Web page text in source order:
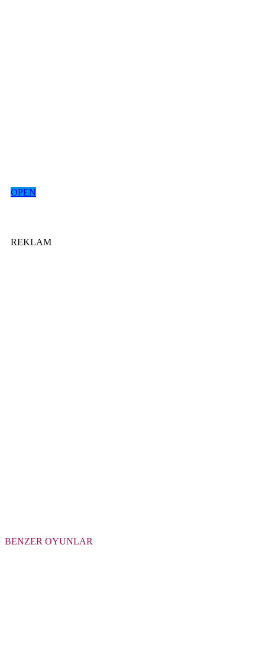
OPEN
REKLAM
BENZER OYUNLAR